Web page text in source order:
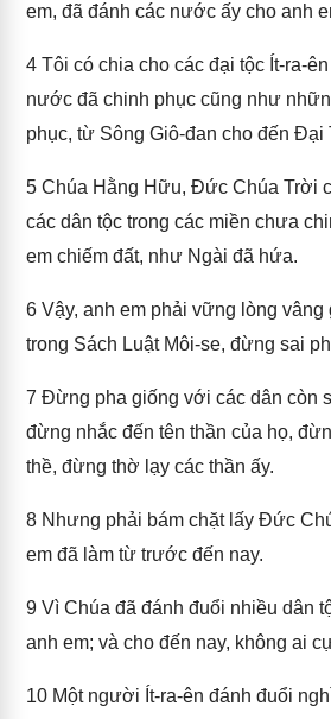
em, đã đánh các nước ấy cho anh
4 Tôi có chia cho các đại tộc Ít-ra-
nước đã chinh phục cũng như
phục, từ Sông Giô-đan cho đến Đại
5 Chúa Hằng Hữu, Đức Chúa Trời
các dân tộc trong các miền chưa
em chiếm đất, như Ngài đã hứa.
6 Vậy, anh em phải vững lòng
trong Sách Luật Môi-se, đừng sai
7 Đừng pha giống với các dân còn
đừng nhắc đến tên thần của họ,
thề, đừng thờ lạy các thần ấy.
8 Nhưng phải bám chặt lấy Đức
em đã làm từ trước đến nay.
9 Vì Chúa đã đánh đuổi nhiều dân
anh em; và cho đến nay, không ai
10 Một người Ít-ra-ên đánh đuổi